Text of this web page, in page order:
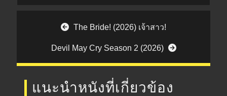
Post navigation
The Bride! (2026) เจ้าสาว!
Devil May Cry Season 2 (2026)
แนะนำหนังที่เกี่ยวข้อง